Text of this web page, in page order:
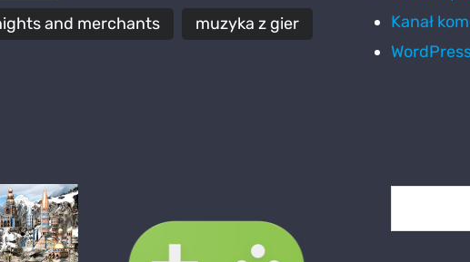
and merchants muzyka z gier
Kanał